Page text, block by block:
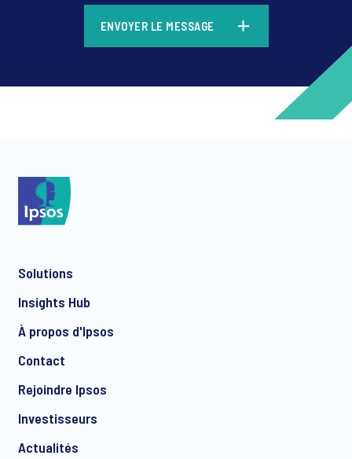
ENVOYER LE MESSAGE
Solutions
Insights Hub
À propos d'Ipsos
Contact
Rejoindre Ipsos
Investisseurs
Actualités